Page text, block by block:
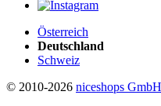
Österreich
Deutschland
Schweiz
© 2010-2026 niceshops GmbH